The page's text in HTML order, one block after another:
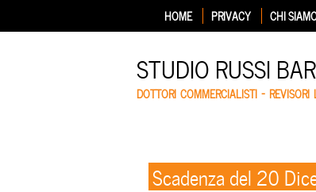
HOME PRIVACY CHI
STUDIO RUSSI
DOTTORI COMMERCIALISTI –
Scadenza del 20